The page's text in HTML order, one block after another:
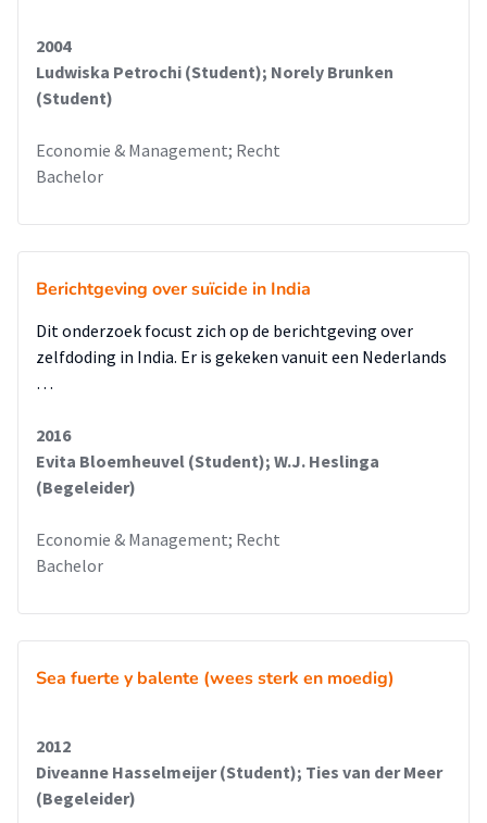
2004
Ludwiska Petrochi (Student); Norely Brunken
(Student)
Economie & Management; Recht
Bachelor
Berichtgeving over suïcide in India
​Dit onderzoek focust zich op de berichtgeving over
zelfdoding in India. Er is gekeken vanuit een Nederlands
…
2016
Evita Bloemheuvel (Student); W.J. Heslinga
(Begeleider)
Economie & Management; Recht
Bachelor
Sea fuerte y balente (wees sterk en moedig)
2012
Diveanne Hasselmeijer (Student); Ties van der Meer
(Begeleider)